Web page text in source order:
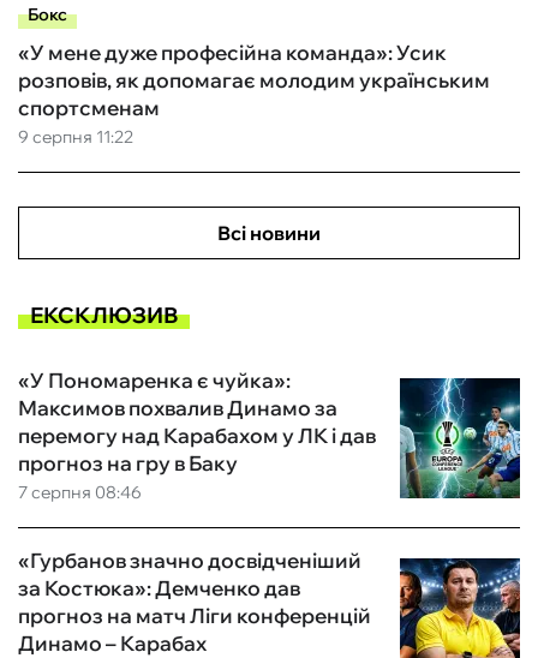
Бокс
9 серпня 11:22
«У мене дуже професійна команда»: Усик
розповів, як допомагає молодим українським
спортсменам
Всі новини
ЕКСКЛЮЗИВ
7 серпня 08:46
«У Пономаренка є чуйка»:
Максимов похвалив Динамо за
перемогу над Карабахом у ЛК і дав
прогноз на гру в Баку
«Гурбанов значно досвідченіший
за Костюка»: Демченко дав
прогноз на матч Ліги конференцій
Динамо – Карабах